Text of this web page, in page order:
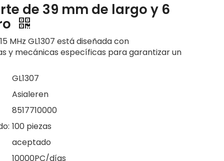
de 39 mm de largo y 6
MHz GL1307 está diseñada con
y mecánicas específicas para garantizar un
GL1307
Asialeren
8517710000
100 piezas
aceptado
10000PC/días